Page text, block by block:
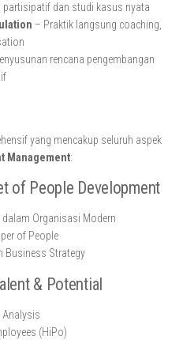
dan studi kasus nyata
– Praktik langsung coaching,
rencana pengembangan
yang mencakup seluruh aspek
Management:
of People Development
Organisasi Modern
of People
Business Strategy
& Potential
Analysis
(HiPo)